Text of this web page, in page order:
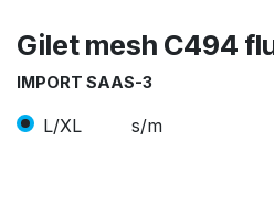
Gilet mesh C494
IMPORT SAAS-3
L/XL s/m